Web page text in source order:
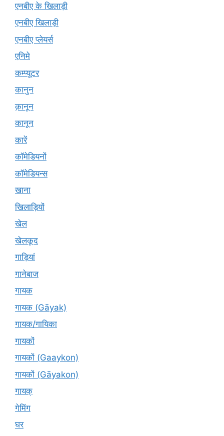
एनबीए के खिलाड़ी
एनबीए खिलाड़ी
एनबीए प्लेयर्स
एनिमे
कम्प्यूटर
कानुन
क़ानून
कानून
कारें
कॉमेडियनों
कॉमेडियन्स
खाना
खिलाड़ियों
खेल
खेलकूद
गाड़ियां
गानेबाज
गायक
गायक (Gāyak)
गायक/गायिका
गायकों
गायकों (Gaaykon)
गायकों (Gāyakon)
गायक्
गेमिंग
घर